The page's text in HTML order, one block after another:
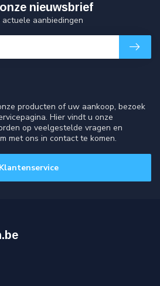
producten of uw aankoop, bezoek
Hier vindt u onze
op veelgestelde vragen en
met ons in contact te komen.
Klantenservice
nieuwsbrief
aanbiedingen